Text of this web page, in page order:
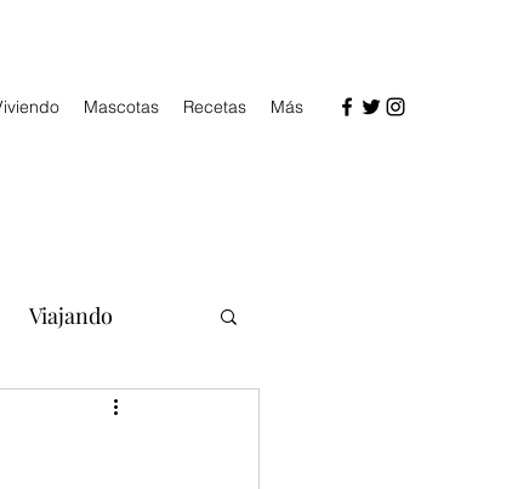
Mascotas Recetas Más
Viajando